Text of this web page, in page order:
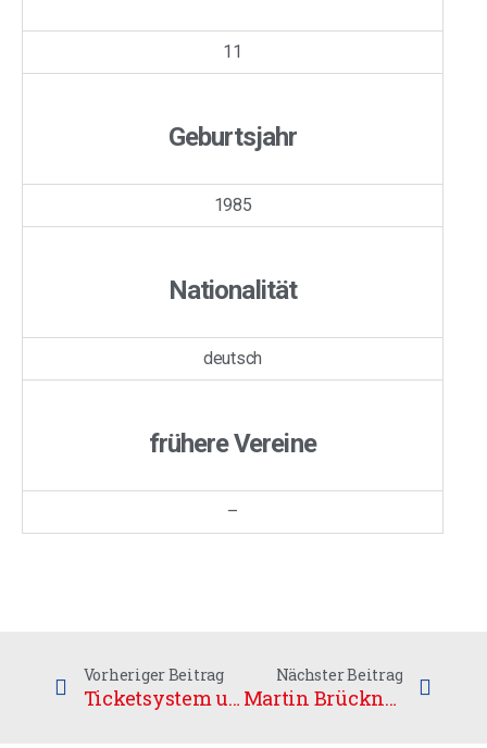
11
Geburtsjahr
1985
Nationalität
deutsch
frühere Vereine
–
Vorheriger Beitrag
Ticketsystem und Dauerkarten 2014/2015
Nächster Beitrag
Martin Brückner